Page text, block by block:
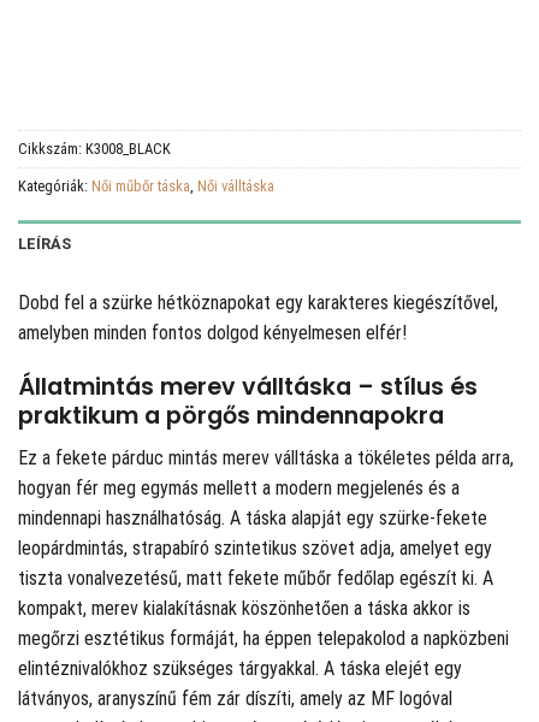
Cikkszám: K3008_BLACK
Kategóriák: Női műbőr táska, Női válltáska
LEÍRÁS
Dobd fel a szürke hétköznapokat egy karakteres kiegészítővel,
amelyben minden fontos dolgod kényelmesen elfér!
Állatmintás merev válltáska – stílus és
praktikum a pörgős mindennapokra
Ez a fekete párduc mintás merev válltáska a tökéletes példa arra,
hogyan fér meg egymás mellett a modern megjelenés és a
mindennapi használhatóság. A táska alapját egy szürke-fekete
leopárdmintás, strapabíró szintetikus szövet adja, amelyet egy
tiszta vonalvezetésű, matt fekete műbőr fedőlap egészít ki. A
kompakt, merev kialakításnak köszönhetően a táska akkor is
megőrzi esztétikus formáját, ha éppen telepakolod a napközbeni
elintéznivalókhoz szükséges tárgyakkal. A táska elejét egy
látványos, aranyszínű fém zár díszíti, amely az MF logóval